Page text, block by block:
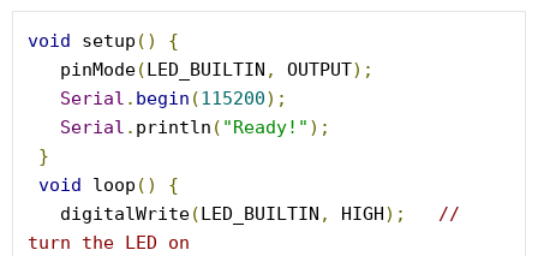
void setup ()
{
   pinMode
( LED_BUILTIN , OUTPUT);
Serial . begin (115200);
Serial . println ( "Ready!" );
}
void
loop ()
{
   digitalWrite
( LED_BUILTIN , HIGH );
//
turn the LED on